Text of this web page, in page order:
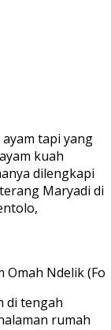
tapi yang
kuah
dilengkapi
Maryadi di
Ndelik
di tengah
rumah